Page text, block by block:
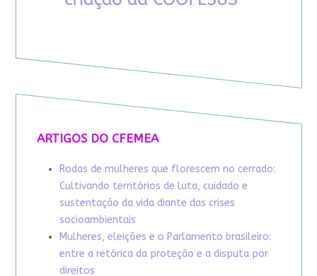
ARTIGOS DO CFEMEA
Rodas de mulheres que florescem no cerrado:
Cultivando territórios de luta, cuidado e
sustentação da vida diante das crises
socioambientais
Mulheres, eleições e o Parlamento brasileiro:
entre a retórica da proteção e a disputa por
direitos